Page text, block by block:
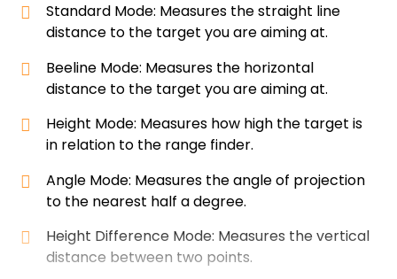
Standard Mode: Measures the straight line
distance to the target you are aiming at.
Beeline Mode: Measures the horizontal
distance to the target you are aiming at.
Height Mode: Measures how high the target is
in relation to the range finder.
Angle Mode: Measures the angle of projection
to the nearest half a degree.
Height Difference Mode: Measures the vertical
distance between two points.